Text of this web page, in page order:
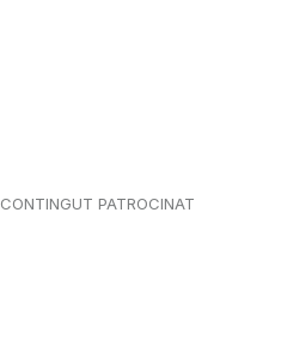
CONTINGUT PATROCINAT